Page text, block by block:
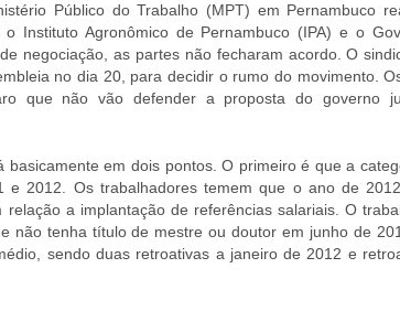
Público do Trabalho (MPT) em Pernambuco
Instituto Agronômico de Pernambuco (IPA) e o
negociação, as partes não fecharam acordo. O
no dia 20, para decidir o rumo do movimento.
que não vão defender a proposta do governo
basicamente em dois pontos. O primeiro é que a
2012. Os trabalhadores temem que o ano de
a implantação de referências salariais. O
não tenha título de mestre ou doutor em junho de
sendo duas retroativas a janeiro de 2012 e